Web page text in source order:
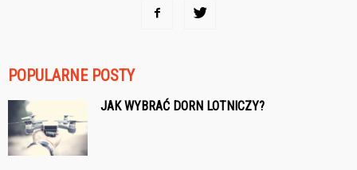
POPULARNE POSTY
JAK WYBRAĆ DORN LOTNICZY?